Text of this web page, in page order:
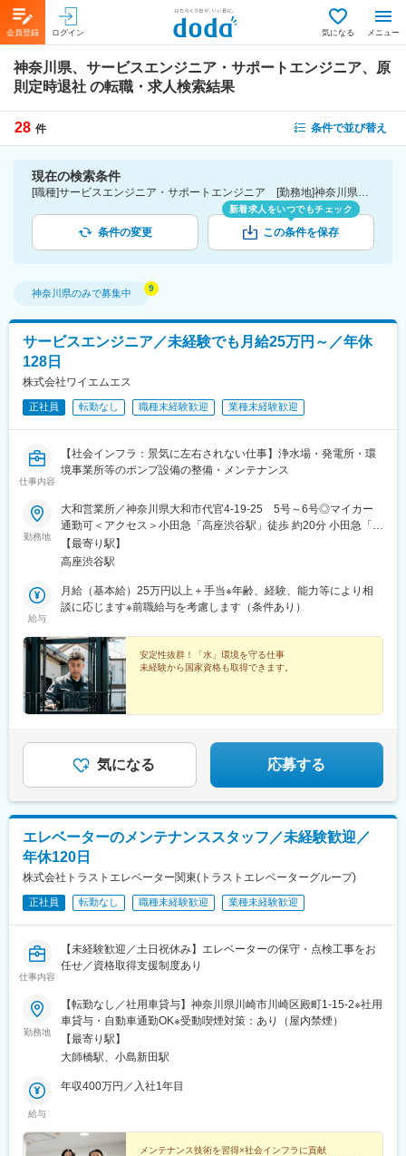
会員登録 ログイン 気になる メニュー
神奈川県、サービスエンジニア・サポートエンジニア、原
則定時退社 の転職・求人検索結果
28 件 条件で並び替え
現在の検索条件
[職種]サービスエンジニア・サポートエンジニア [勤務地]神奈川県 [詳細条件](休日・働き方)原則定時退社
条件の変更
新着求人をいつでもチェック
この条件を保存
神奈川県のみで募集中
サービスエンジニア／未経験でも月給25万円～／年休
128日
株式会社ワイエムエス
正社員 転勤なし 職種未経験歓迎 業種未経験歓迎
仕事内容
【社会インフラ：景気に左右されない仕事】浄水場・発電所・環
境事業所等のポンプ設備の整備・メンテナンス
勤務地
大和営業所／神奈川県大和市代官4-19-25 5号～6号◎マイカー
通勤可＜アクセス＞小田急「高座渋谷駅」徒歩 約20分 小田急「桜
ヶ丘駅」 徒歩 約24分※バス有
【最寄り駅】
高座渋谷駅
給与
月給（基本給）25万円以上＋手当※年齢、経験、能力等により相
談に応じます※前職給与を考慮します（条件あり）
安定性抜群！「水」環境を守る仕事
未経験から国家資格も取得できます。
気になる 応募する
エレベーターのメンテナンススタッフ／未経験歓迎／
年休120日
株式会社トラストエレベーター関東(トラストエレベーターグループ)
正社員 転勤なし 職種未経験歓迎 業種未経験歓迎
仕事内容
【未経験歓迎／土日祝休み】エレベーターの保守・点検工事をお
任せ／資格取得支援制度あり
勤務地
【転勤なし／社用車貸与】神奈川県川崎市川崎区殿町1-15-2※社用
車貸与・自動車通勤OK※受動喫煙対策：あり（屋内禁煙）
【最寄り駅】
大師橋駅、小島新田駅
給与
年収400万円／入社1年目
メンテナンス技術を習得×社会インフラに貢献